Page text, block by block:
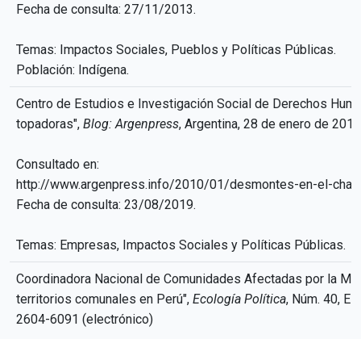
Fecha de consulta: 27/11/2013.
Temas: Impactos Sociales, Pueblos y Políticas Públicas.
Población: Indígena.
Centro de Estudios e Investigación Social de Derechos
topadoras", Blog: Argenpress, Argentina, 28 de enero de
Consultado en:
http://www.argenpress.info/2010/01/desmontes-en-el-
Fecha de consulta: 23/08/2019.
Temas: Empresas, Impactos Sociales y Políticas Públicas.
Coordinadora Nacional de Comunidades Afectadas por la
territorios comunales en Perú", Ecología Política, Núm. 40,
2604-6091 (electrónico)